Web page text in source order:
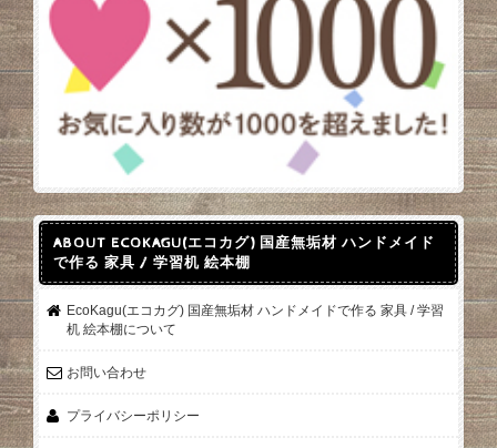
ABOUT ECOKAGU(エコカグ) 国産無垢材 ハンドメイド
で作る 家具 / 学習机 絵本棚
EcoKagu(エコカグ) 国産無垢材 ハンドメイドで作る 家具 / 学習
机 絵本棚について
お問い合わせ
プライバシーポリシー